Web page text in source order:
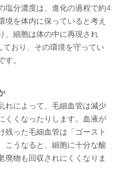
塩分濃度は、進化の過程で約4
境を体内に保っていると考え
、細胞は体の中に再現され
ており、その環境を守ってい
。
れによって、毛細血管は減少
くくなったりします。血液が
残った毛細血管は「ゴースト
こうなると、細胞に十分な酸
廃物も回収されにくくなりま